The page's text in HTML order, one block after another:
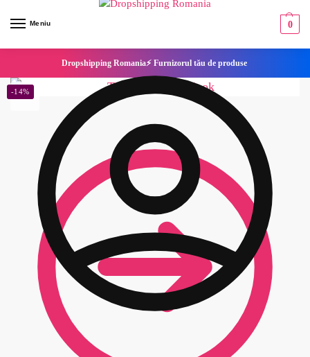
Meniu 0
Dropshipping Romania⚡ Furnizorul tău de produse
-14%